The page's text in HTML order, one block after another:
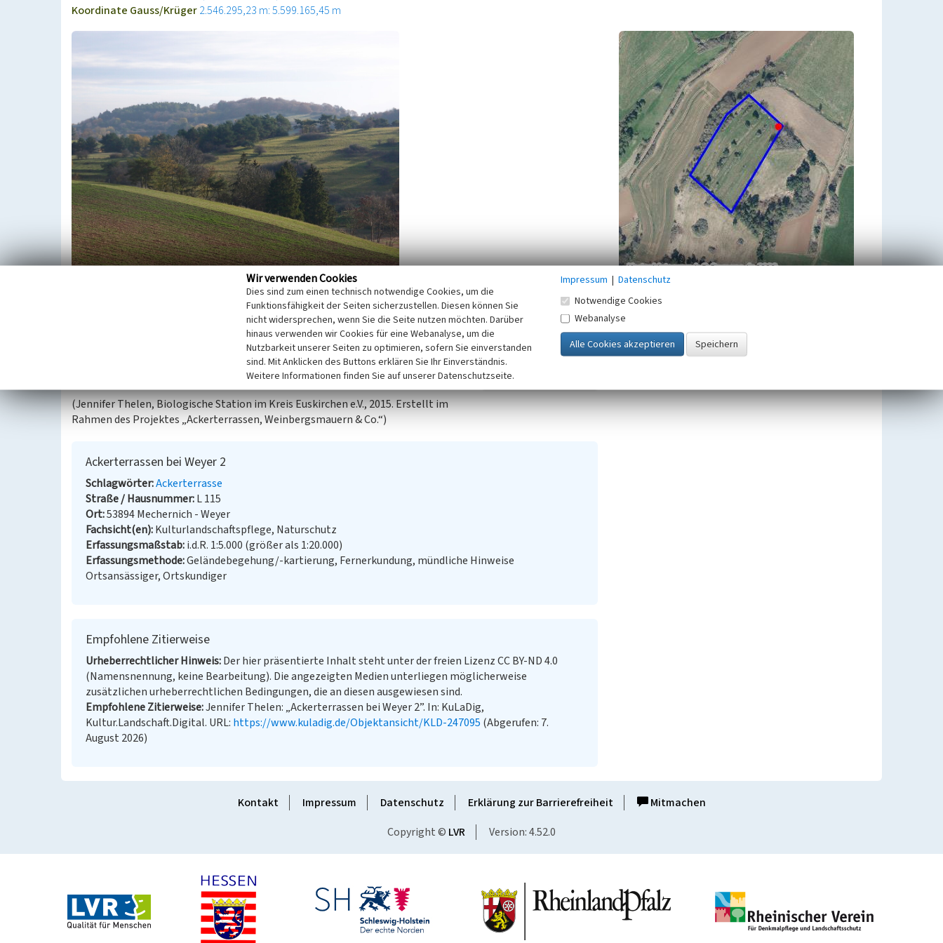
Koordinate Gauss/Krüger2.546.295,23 m: 5.599.165,45 m
Kooperationspartner
Die Ackerterrassen bei Weyer 2 liegen in der freien Landschaft südwestlich von
Weyer neben dem Naturschutzgebiet „Kalkkuppen auf der Hochfläche der
Sötenicher Kalkmulde nördlich Zingsheim“. Es handelt sich um fünf Terrassen mit
nordwestlicher Exposition. Es sind vier Hochraine, davon einer mit Hecke,
vorhanden. Die Fläche wird als Rinderweide genutzt. Um 1820 (Tranchotkarte)
wurde diese Fläche wahrscheinlich als Heidefläche genutzt.
(Jennifer Thelen, Biologische Station im Kreis Euskirchen e.V., 2015. Erstellt im
Rahmen des Projektes „Ackerterrassen, Weinbergsmauern & Co.“)
Ackerterrassen bei Weyer 2
Schlagwörter Ackerterrasse
Straße / Hausnummer L 115
Ort 53894 Mechernich - Weyer
Fachsicht(en) Kulturlandschaftspflege, Naturschutz
Erfassungsmaßstab i.d.R. 1:5.000 (größer als 1:20.000)
Erfassungsmethode Geländebegehung/-kartierung, Fernerkundung, mündliche Hinweise
Ortsansässiger, Ortskundiger
Empfohlene Zitierweise
Urheberrechtlicher Hinweis Der hier präsentierte Inhalt steht unter der freien Lizenz CC BY-ND 4.0
(Namensnennung, keine Bearbeitung). Die angezeigten Medien unterliegen möglicherweise
zusätzlichen urheberrechtlichen Bedingungen, die an diesen ausgewiesen sind.
Empfohlene Zitierweise Jennifer Thelen: „Ackerterrassen bei Weyer 2”. In: KuLaDig,
Kultur.Landschaft.Digital. URL: https://www.kuladig.de/Objektansicht/KLD-247095 (Abgerufen: 7.
August 2026)
Zugehörig zu
Ackerterrassen im
Stadtgebiet Mechernich
Kontakt Impressum Datenschutz Erklärung zur Barrierefreiheit
Mitmachen
Copyright © LVR Version: 4.52.0
Wir verwenden Cookies
Dies sind zum einen technisch notwendige Cookies, um die
Funktionsfähigkeit der Seiten sicherzustellen. Diesen können Sie
nicht widersprechen, wenn Sie die Seite nutzen möchten. Darüber
hinaus verwenden wir Cookies für eine Webanalyse, um die
Nutzbarkeit unserer Seiten zu optimieren, sofern Sie einverstanden
sind. Mit Anklicken des Buttons erklären Sie Ihr Einverständnis.
Weitere Informationen finden Sie auf unserer Datenschutzseite.
Impressum | Datenschutz
Notwendige Cookies
Webanalyse